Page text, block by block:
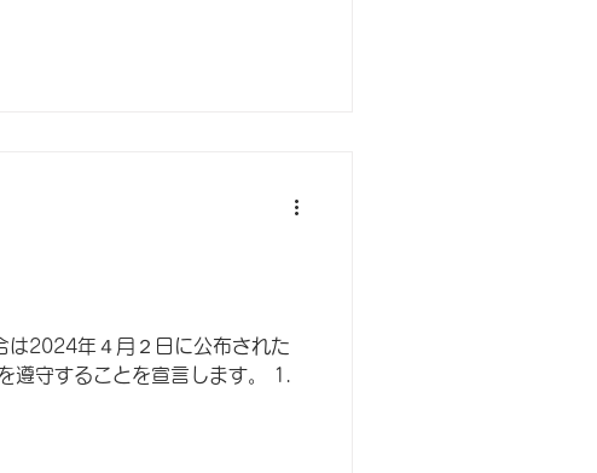
は2024年４月２日に公布された
守することを宣言します。 1.